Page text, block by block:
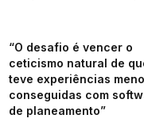
“O desafio é vencer o
ceticismo natural de
teve experiências
conseguidas com
de planeamento”